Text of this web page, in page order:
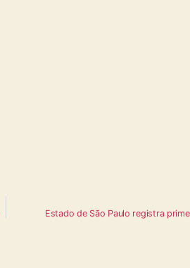
Estado de São Paulo registra